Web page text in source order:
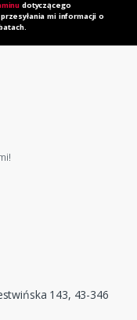
dotyczącego
mi informacji o
143, 43-346